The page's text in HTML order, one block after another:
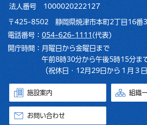
法人番号 1000020222127
〒425-8502 静岡県焼津市本町2丁目16番
電話番号： 054-626-1111 (代表)
開庁時間： 月曜日から金曜日まで
午前8時30分から午後5時15分ま
（祝休日・12月29日から１月３日
施設案内 組織
お問い合わせ